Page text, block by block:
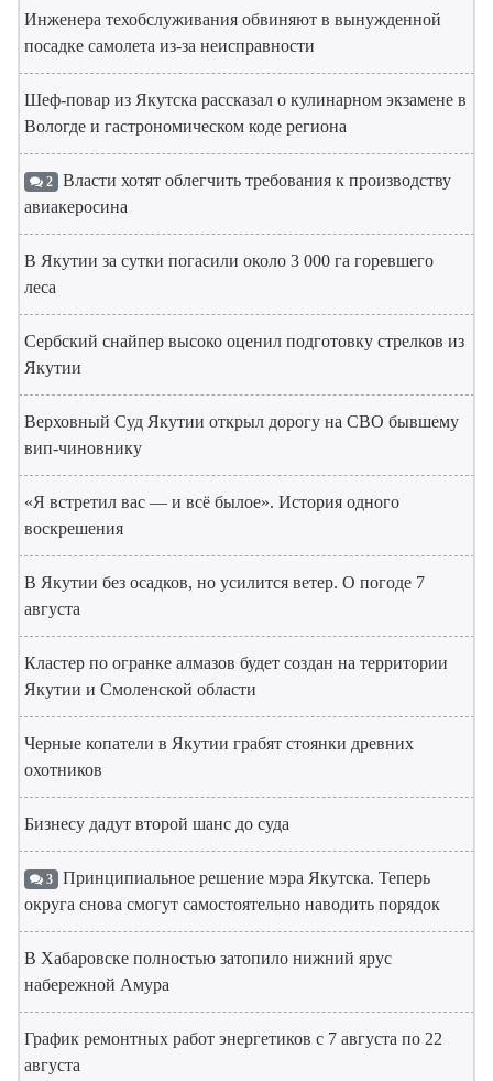
Инженера техобслуживания обвиняют в вынужденной
посадке самолета из-за неисправности
Шеф-повар из Якутска рассказал о кулинарном экзамене в
Вологде и гастрономическом коде региона
2 Власти хотят облегчить требования к производству
авиакеросина
В Якутии за сутки погасили около 3 000 га горевшего
леса
Сербский снайпер высоко оценил подготовку стрелков из
Якутии
Верховный Суд Якутии открыл дорогу на СВО бывшему
вип-чиновнику
«Я встретил вас — и всё былое». История одного
воскрешения
В Якутии без осадков, но усилится ветер. О погоде 7
августа
Кластер по огранке алмазов будет создан на территории
Якутии и Смоленской области
Черные копатели в Якутии грабят стоянки древних
охотников
Бизнесу дадут второй шанс до суда
3 Принципиальное решение мэра Якутска. Теперь
округа снова смогут самостоятельно наводить порядок
В Хабаровске полностью затопило нижний ярус
набережной Амура
График ремонтных работ энергетиков с 7 августа по 22
августа